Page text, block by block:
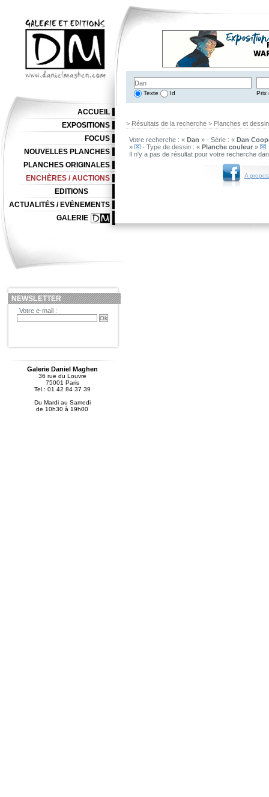
Texte Id Prix
> Résultats de la recherche > Planches et
Votre recherche : « Dan » - Série : « Dan
»
- Type de dessin : « Planche couleur »
Il n'y a pas de résultat pour votre recherche
A
ACCUEIL
EXPOSITIONS
FOCUS
NOUVELLES PLANCHES
PLANCHES ORIGINALES
ENCHÈRES / AUCTIONS
EDITIONS
ACTUALITÉS / EVÉNEMENTS
GALERIE
NEWSLETTER
Votre e-mail :
Galerie Daniel Maghen
36 rue du Louvre
75001 Paris
Tel.: 01 42 84 37 39
Du Mardi au Samedi
de 10h30 à 19h00